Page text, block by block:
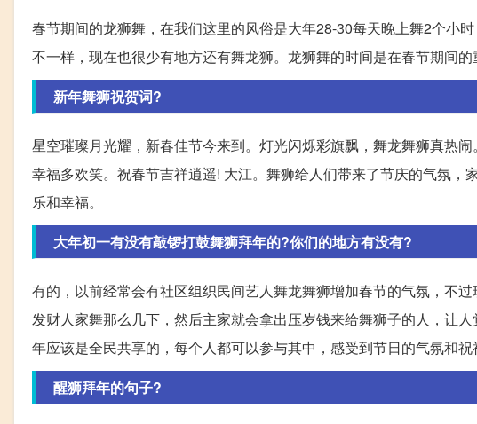
春节期间的龙狮舞，在我们这里的风俗是大年28-30每天晚上舞2个小
不一样，现在也很少有地方还有舞龙狮。龙狮舞的时间是在春节期间
新年舞狮祝贺词?
星空璀璨月光耀，新春佳节今来到。灯光闪烁彩旗飘，舞龙舞狮真热
幸福多欢笑。祝春节吉祥逍遥! 大江。舞狮给人们带来了节庆的气氛
乐和幸福。
大年初一有没有敲锣打鼓舞狮拜年的?你们的地方有没有?
有的，以前经常会有社区组织民间艺人舞龙舞狮增加春节的气氛，不
发财人家舞那么几下，然后主家就会拿出压岁钱来给舞狮子的人，让
年应该是全民共享的，每个人都可以参与其中，感受到节日的气氛和祝
醒狮拜年的句子?